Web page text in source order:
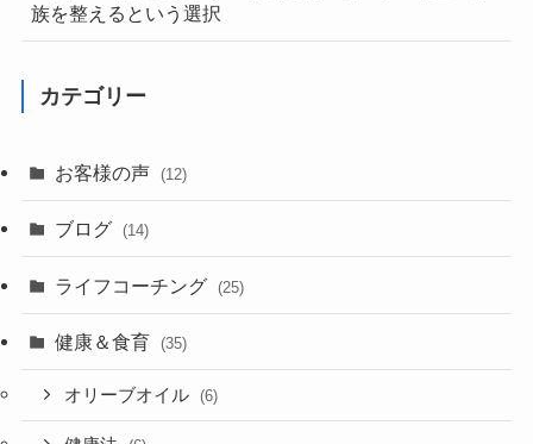
族を整えるという選択
カテゴリー
お客様の声 (12)
ブログ (14)
ライフコーチング (25)
健康＆食育 (35)
オリーブオイル (6)